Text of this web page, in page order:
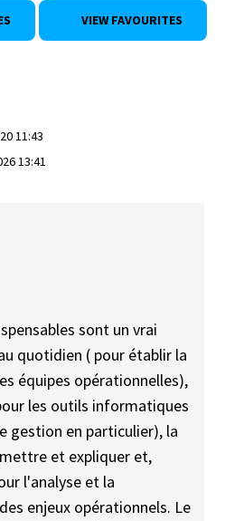
VIEW FAVOURITES
11:43
13:41
sont un vrai
quotidien ( pour établir la
équipes opérationnelles),
les outils informatiques
gestion en particulier), la
et expliquer et,
l'analyse et la
enjeux opérationnels. Le